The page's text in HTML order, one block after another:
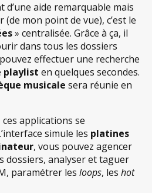
d’une aide remarquable mais
mon point de vue), c’est le
» centralisée. Grâce à ça, il
dans tous les dossiers
effectuer une recherche
playlist en quelques secondes.
musicale sera réunie en
applications se
simule les platines
, vous pouvez agencer
dossiers, analyser et taguer
paramétrer les loops, les hot